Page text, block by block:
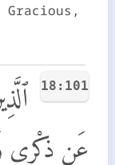
18:101
عَن ذِكْرِى